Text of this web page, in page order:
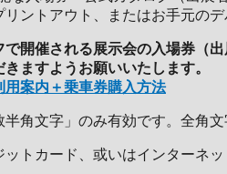
リントアウト、またはお手元の
で開催される展示会の入場券（
ますようお願いいたします。
用案内＋乗車券購入方法
角文字」のみ有効です。全角
トカード、或いはインターネッ